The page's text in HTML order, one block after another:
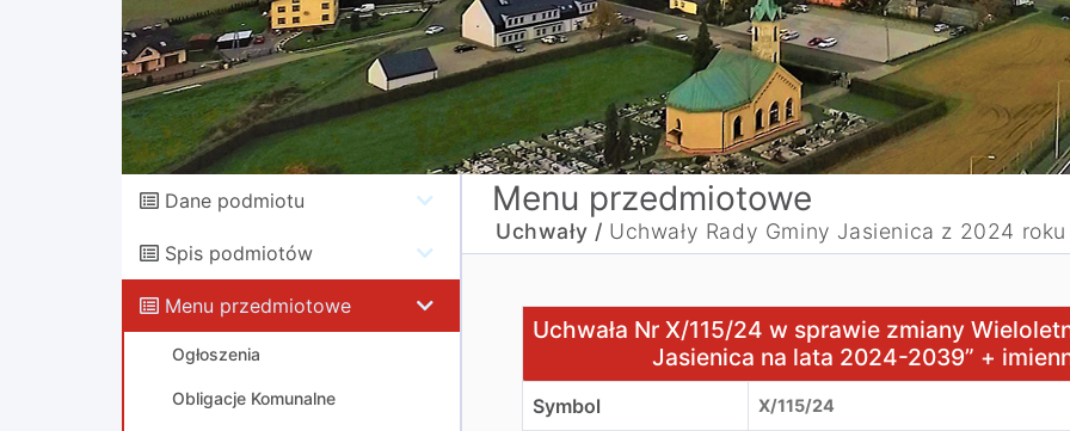
Dane podmiotu
Spis podmiotów
Menu przedmiotowe
Ogłoszenia
Obligacje Komunalne
Menu przedmiotowe
Uchwały / Uchwały Rady Gminy Jasienica z 2024 roku
Uchwała Nr X/115/24 w sprawie zmiany Wieloletniej
Uchwała Nr X/115/24 w sprawie zmiany
Jasienica na lata 2024-2039” +
Symbol X/115/24